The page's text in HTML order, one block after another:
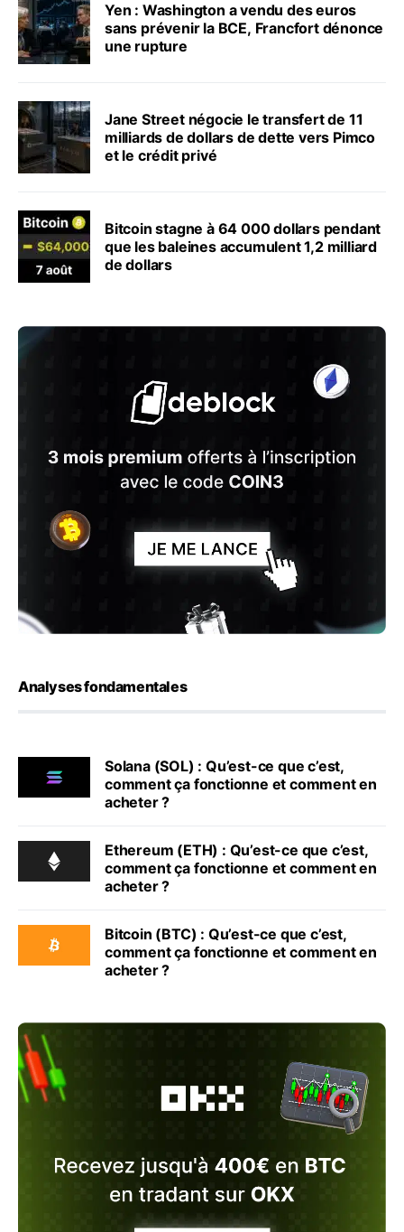
Yen : Washington a vendu des euros
sans prévenir la BCE, Francfort dénonce
une rupture
Jane Street négocie le transfert de 11
milliards de dollars de dette vers Pimco
et le crédit privé
Bitcoin stagne à 64 000 dollars pendant
que les baleines accumulent 1,2 milliard
de dollars
Analyses fondamentales
Solana (SOL) : Qu’est-ce que c’est,
comment ça fonctionne et comment en
acheter ?
Ethereum (ETH) : Qu’est-ce que c’est,
comment ça fonctionne et comment en
acheter ?
Bitcoin (BTC) : Qu’est-ce que c’est,
comment ça fonctionne et comment en
acheter ?